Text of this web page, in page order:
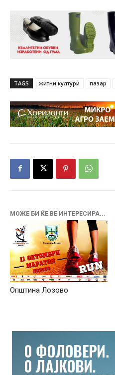
TAGS житни култури пазар
МОЖЕ БИ ЌЕ ВЕ ИНТЕРЕСИРА...
Општина Лозово